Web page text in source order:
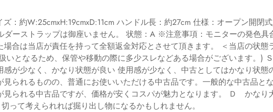
：約W:25cmxH:19cmxD:11cm ハンドル長：約27cm 仕様：オープン開閉
ーストラップは御座いません。 状態：A ※注意事項：モニターの発色具
合は当店が責任を持って全額返金対応とさせて頂きます。 ＜当店の状態
となるため、保管や移動の際に多少スレなどある場合がございます。)
が少なく、かなり状態が良い 使用感が少なく、中古としてはかなり状
られるものの、普通にお使いいただける中古品です。一般的な中古品
られる中古品ですが、価格が安くコスパが魅力となります。 Ｄ かなり
って考えられれば掘り出し物になるかもしれません。